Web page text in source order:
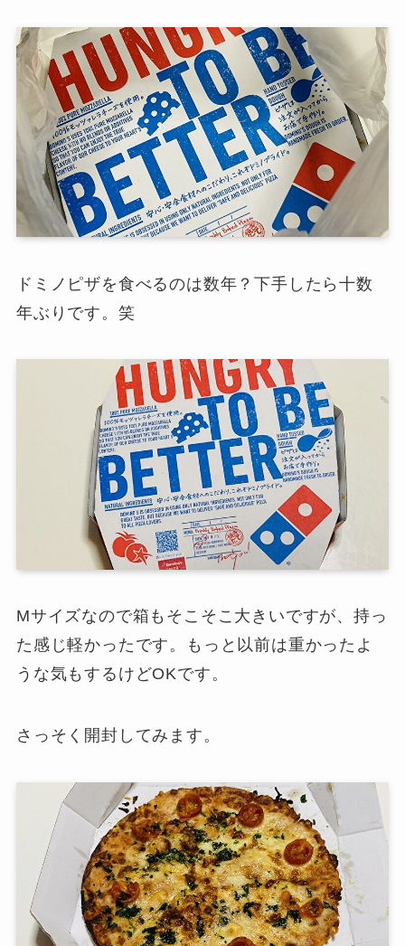
ドミノピザを食べるのは数年？下手したら十数
年ぶりです。笑
Mサイズなので箱もそこそこ大きいですが、持っ
た感じ軽かったです。もっと以前は重かったよ
うな気もするけどOKです。
さっそく開封してみます。